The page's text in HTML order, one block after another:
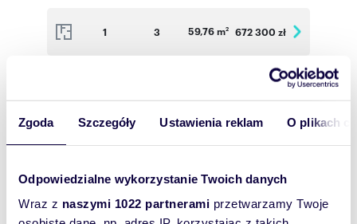
Zgoda Szczegóły Ustawienia reklam O plikach
Odpowiedzialne wykorzystanie Twoich danych
Wraz z naszymi 1022 partnerami przetwarzamy Twoje
1 3 59,76 m2 672 300 zł
639 000 zł
1 37,31 m 475 703 zł
2 2 48,76 m 589 996 zł
2